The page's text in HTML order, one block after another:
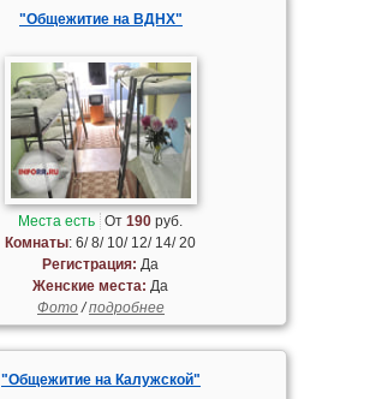
"Общежитие на ВДНХ"
Места есть От190 руб.
Комнаты: 6/ 8/ 10/ 12/ 14/ 20
Регистрация: Да
Женские места: Да
Фото/подробнее
"Общежитие на Калужской"